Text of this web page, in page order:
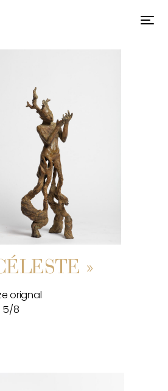
»
orignal
5/8